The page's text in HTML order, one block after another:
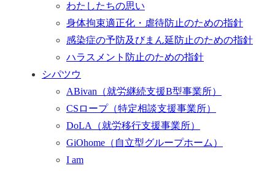
わたしたちの思い
身体拘束適正化・虐待防止のための指針
感染症の予防及びまん延防止のための指針
ハラスメント防止のための指針
シパツウ
ABivan （就労継続支援B型事業所）
CSロープ （特定相談支援事業所）
DoLA （就労移行支援事業所）
GiOhome （自立型グループホーム）
I am